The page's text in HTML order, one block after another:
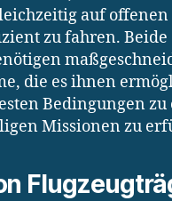
auf offenen
zu fahren. Beide
die es ihnen
Bedingungen
Missionen zu